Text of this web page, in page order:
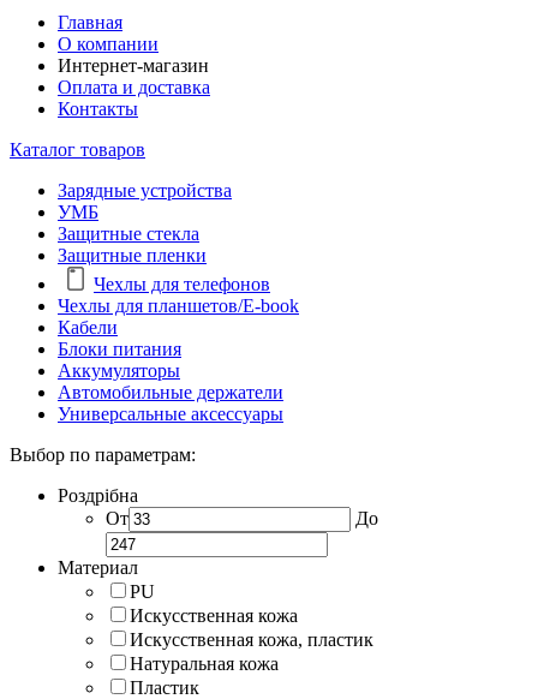
Главная
О компании
Интернет-магазин
Оплата и доставка
Контакты
Каталог товаров
Зарядные устройства
УМБ
Защитные стекла
Защитные пленки
Чехлы для телефонов
Чехлы для планшетов/E-book
Кабели
Блоки питания
Аккумуляторы
Автомобильные держатели
Универсальные аксессуары
Выбор по параметрам:
Роздрібна
От
До
Материал
PU
Искусственная кожа
Искусственная кожа, пластик
Натуральная кожа
Пластик